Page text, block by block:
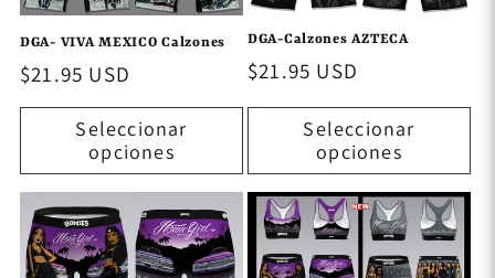
DGA- VIVA MEXICO Calzones
Precio
habitual
$21.95 USD
Seleccionar
opciones
DGA-Calzones AZTECA
Precio
habitual
$21.95 USD
Seleccionar
opciones